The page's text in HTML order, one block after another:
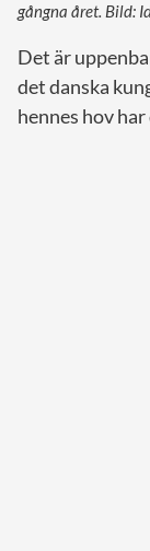
gångna året. Bild:
Det är
det danska
hennes hov